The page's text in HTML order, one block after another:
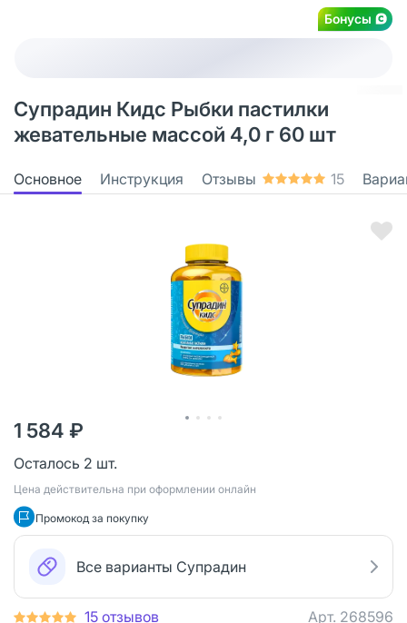
Бонусы
Супрадин Кидс Рыбки пастилки
жевательные массой 4,0 г 60 шт
Основное Инструкция Отзывы 15
1 584 ₽
Осталось 2 шт.
Цена действительна при оформлении онлайн
Промокод за покупку
Все варианты Супрадин
15 отзывов Арт. 268596